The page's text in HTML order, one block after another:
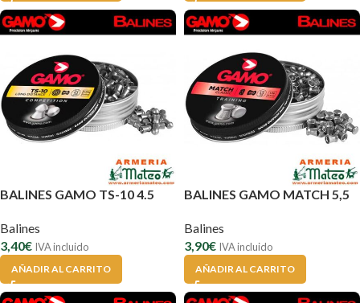
BALINES GAMO TS-10 4.5
Balines
3,40€ IVA incluido
AÑADIR AL CARRITO
BALINES GAMO MATCH 5,5
Balines
3,90€ IVA incluido
AÑADIR AL CARRITO